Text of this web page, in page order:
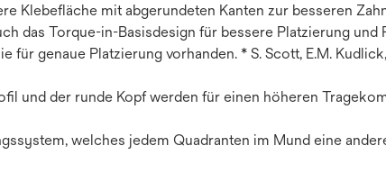
Klebefläche mit abgerundeten Kanten zur besseren
das Torque-in-Basisdesign für bessere Platzierung
für genaue Platzierung vorhanden. * S. Scott, E.M.
und der runde Kopf werden für einen höheren
welches jedem Quadranten im Mund eine